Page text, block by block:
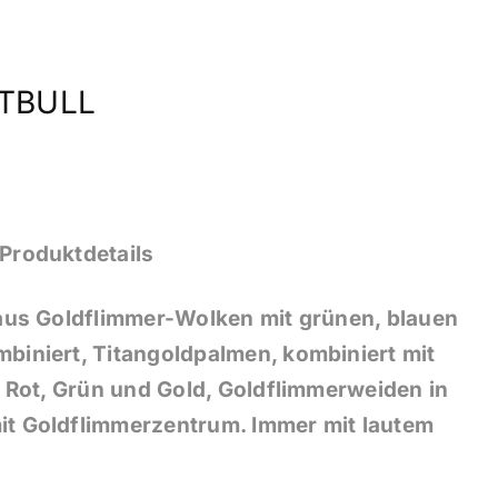
Goldflimmer-Wolken mit grünen, blauen
Titangoldpalmen, kombiniert mit
Grün und Gold, Goldflimmerweiden in
Goldflimmerzentrum. Immer mit lautem